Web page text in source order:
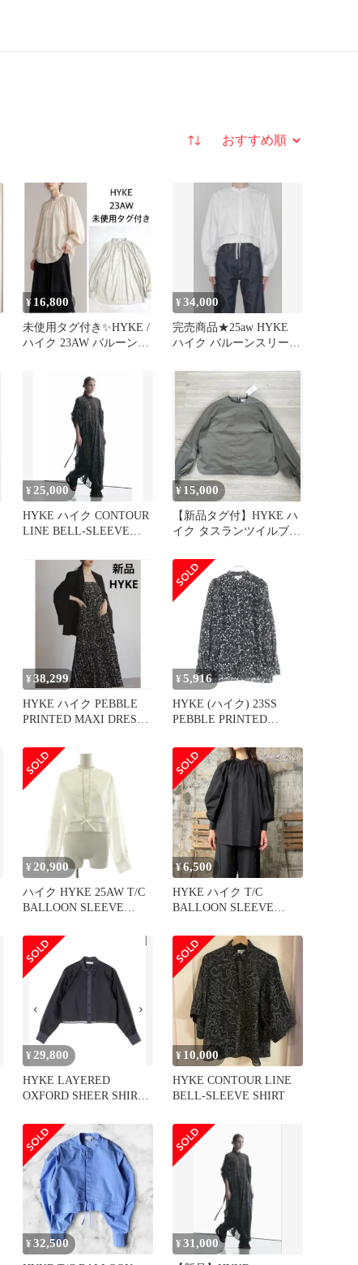
並び替え
¥ 16,800
未使用タグ付き✨HYKE /
ハイク 23AW バルーンス
¥34,000
完売商品★25aw HYKE
ハイク バルーンスリーブ
¥ 25,000
HYKE ハイク CONTOUR
LINE BELL-SLEEVE
¥ 15,000
【新品タグ付】HYKE ハ
イク タスランツイルブラ
製
¥ 38,299
HYKE ハイク PEBBLE
PRINTED MAXI DRESS
¥ 5,916
HYKE (ハイク) 23SS
PEBBLE PRINTED
テッド ブラウス 長袖シ
ャツ ブラック レディー
ス 231-15185-008
¥ 20,900
ハイク HYKE 25AW T/C
BALLOON SLEEVE
ルーンスリーブ バンドカ
ラー レイヤード 1 白 ホ
ワイト 15249 /KU
¥6,500
HYKE ハイク T/C
BALLOON SLEEVE
¥ 29,800
HYKE LAYERED
OXFORD SHEER SHIRT
¥ 10,000
HYKE CONTOUR LINE
BELL-SLEEVE SHIRT
¥32,500 ¥31,000